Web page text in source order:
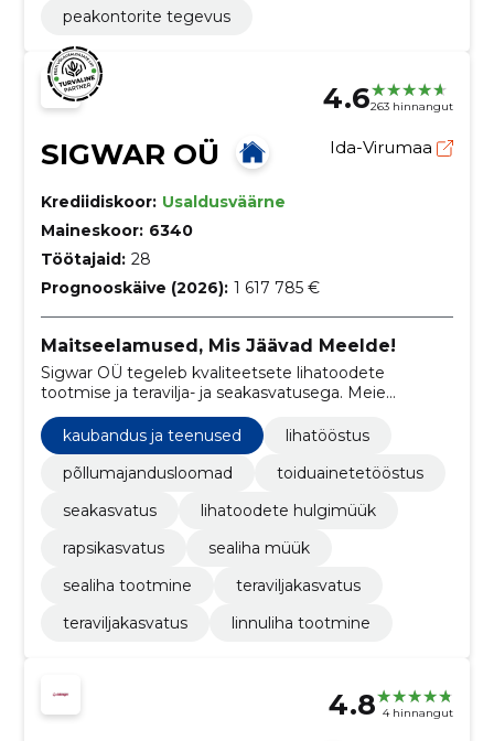
peakontorite tegevus
4.6263 hinnangut
SIGWAR OÜ Ida-Virumaa
Krediidiskoor: Usaldusväärne
Maineskoor: 6340
Töötajaid: 28
Prognooskäive (2026): 1 617 785 €
Maitseelamused, Mis Jäävad Meelde!
Sigwar OÜ tegeleb kvaliteetsete lihatoodete
tootmise ja teravilja- ja seakasvatusega. Meie
missiooniks on pakkuda maitseelamusi, mis
põhinevad looduslikel maitsetel ja traditsioonidel ning
kasutada kaasaegset tehnoloogiat, et tagada
toodete kõrge kvaliteet.
kaubandus ja teenused
lihatööstus
põllumajandusloomad
toiduainetetööstus
seakasvatus
lihatoodete hulgimüük
rapsikasvatus
sealiha müük
sealiha tootmine
teraviljakasvatus
teraviljakasvatus
linnuliha tootmine
4.8 4 hinnangut